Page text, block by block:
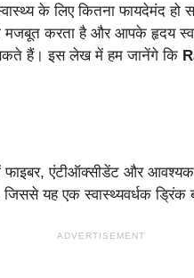
के लिए कितना फायदेमंद
करता है और आपके हृदय
हैं। इस लेख में हम जानेंगे कि
एंटीऑक्सीडेंट और आवश्यक
यह एक स्वास्थ्यवर्धक ड्रिंक
ADVERTISEMENT